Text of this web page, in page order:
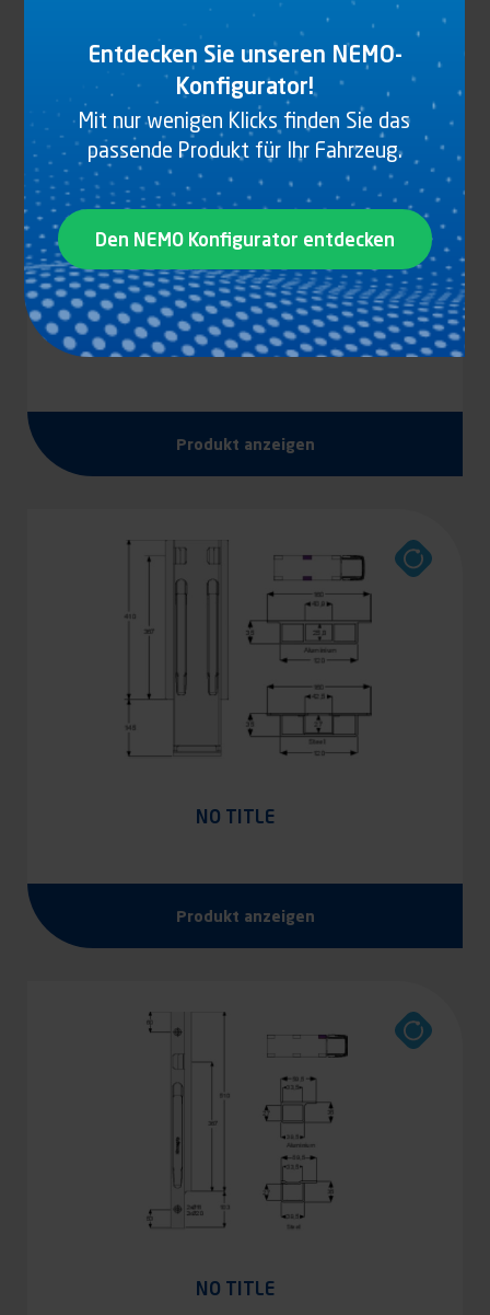
NO TITLE
Produkt anzeigen
NO TITLE
Produkt anzeigen
NO TITLE
Entdecken Sie unseren NEMO-
Konfigurator!
Mit nur wenigen Klicks finden Sie das
passende Produkt für Ihr Fahrzeug.
Den NEMO Konfigurator entdecken